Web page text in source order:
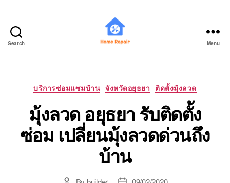
Search
อาชีพ
THAIHOMEBUILDER
Menu
Categories
บริการซ่อมแซมบ้าน จังหวัดอยุธยา ติดตั้งมุ้งลวด
มุ้งลวด อยุธยา รับติดตั้ง
ซ่อม เปลี่ยนมุ้งลวดด่วนถึง
บ้าน